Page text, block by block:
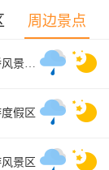
周边景点
南京天生桥风景名胜区
假区
景区